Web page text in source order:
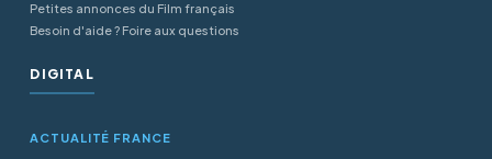
Petites annonces du Film français
Besoin d'aide ? Foire aux questions
DIGITAL
ACTUALITÉ FRANCE